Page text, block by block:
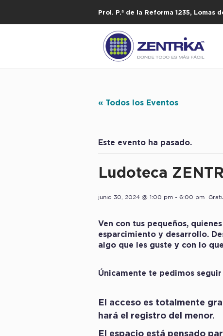
Prol. P.º de la Reforma 1235, Lomas
« Todos los Eventos
Este evento ha pasado.
Ludoteca
junio 30, 2024 @ 1:00 pm - 6:00 pm
Ven con tus pequeños,
esparcimiento y desarrollo.
algo que les guste y con lo
Únicamente te pedimos
El acceso es totalmente
hará el registro del menor.
El espacio está pensado